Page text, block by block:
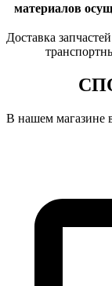
материалов
Доставка
В нашем магазине